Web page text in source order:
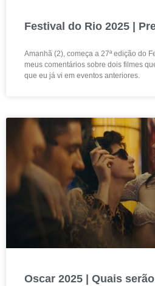
Festival do Rio 2025 |
Amanhã (2), começa a 27ª edição do
meus comentários sobre dois filmes
que eu já vi em eventos anteriores.
Oscar 2025 | Quais